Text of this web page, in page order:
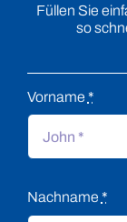
Füllen Sie
so
Vorname *
Nachname *